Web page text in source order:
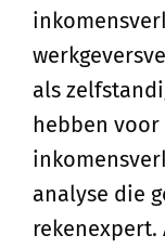
als
hebben voor
analyse die
rekenexpert.